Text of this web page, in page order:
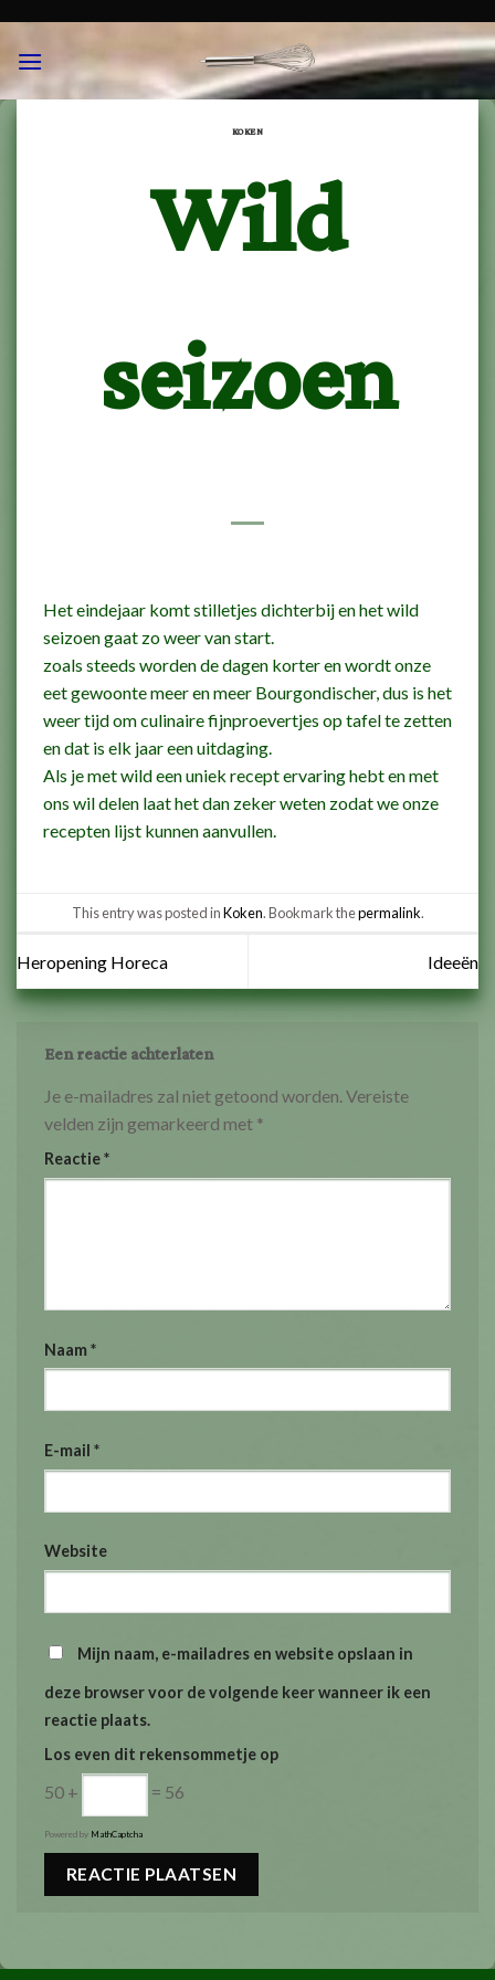
content
KOKEN
Wild
seizoen
Het eindejaar komt stilletjes dichterbij en het wild
seizoen gaat zo weer van start.
zoals steeds worden de dagen korter en wordt onze
eet gewoonte meer en meer Bourgondischer, dus is het
weer tijd om culinaire fijnproevertjes op tafel te zetten
en dat is elk jaar een uitdaging.
Als je met wild een uniek recept ervaring hebt en met
ons wil delen laat het dan zeker weten zodat we onze
recepten lijst kunnen aanvullen.
This entry was posted inKoken. Bookmark thepermalink.
Heropening Horeca Ideeën
Een reactie achterlaten
Je e-mailadres zal niet getoond worden.Vereiste
velden zijn gemarkeerd met *
Reactie*
Naam *
E-mail *
Website
Mijn naam, e-mailadres en website opslaan in
deze browser voor de volgende keer wanneer ik een
reactie plaats.
Los even dit rekensommetje op
50 + = 56
Powered by MathCaptcha